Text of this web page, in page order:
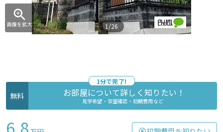
画像を拡大 1/26
1分で完了!
無料 お部屋について詳しく知りたい !
見学希望・空室確認・初期費用など